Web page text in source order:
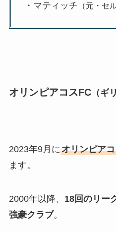
・マティッチ （元・セ
オリンピアコスFC（ギ
2023年9月にオリンピア
ます。
2000年以降、 18回のリー
強豪クラブ。